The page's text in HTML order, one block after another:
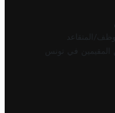
المتقاعد
المقيمين في تونس